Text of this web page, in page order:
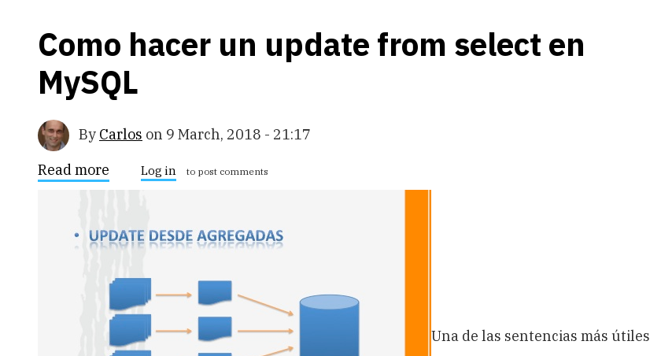
Como hacer un update from select en
MySQL
By Carlos on 9 March, 2018 - 21:17
Read more about
Como
update
from
select
MySQL
Log in to post comments
Una de las sentencias más útiles